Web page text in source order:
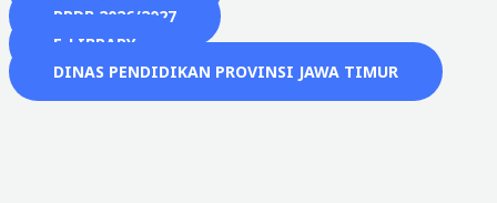
PPDB 2026/2027
E-LIBRARY
DINAS PENDIDIKAN PROVINSI JAWA TIMUR